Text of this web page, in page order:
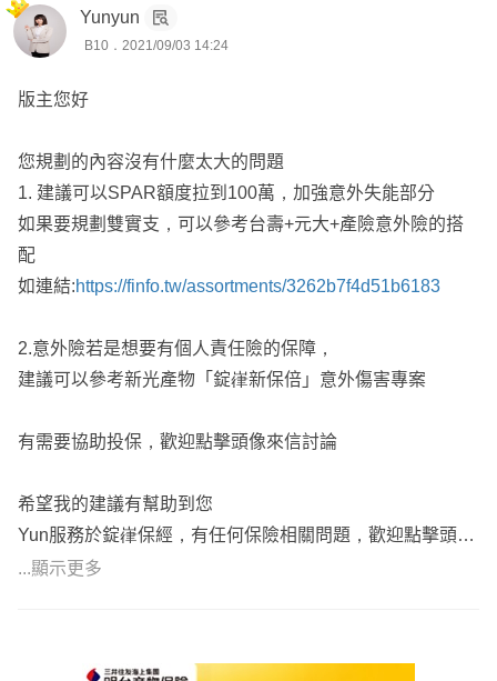
Yunyun
B10．2021/09/03 14:24
版主您好
您規劃的內容沒有什麼太大的問題
1. 建議可以SPAR額度拉到100萬，加強意外失能部分
如果要規劃雙實支，可以參考台壽+元大+產險意外險的搭
配
如連結:https://finfo.tw/assortments/3262b7f4d51b6183
2.意外險若是想要有個人責任險的保障，
建議可以參考新光產物「錠嵂新保倍」意外傷害專案
有需要協助投保，歡迎點擊頭像來信討論
希望我的建議有幫助到您
Yun服務於錠嵂保經，有任何保險相關問題，歡迎點擊頭像
諮詢，一起討論
...顯示更多